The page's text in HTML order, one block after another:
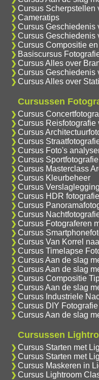
Cursus Scherpstellen
Cameratips
Cursus Geschiedenis
Cursus Geschiedenis
Cursus Compositie en
Basiscursus
Cursus Alles over
Cursus Geschiedenis
Cursus Alles over
Cursussen
Cursus
Cursus Reisfotografie
Cursus
Cursus
Cursus Foto's
Cursus Sportfotografie
Cursus Masterclass
Cursus Kleurbeheer
Cursus
Cursus HDR fotografie
Cursus
Cursus
Cursus Fotograferen
Cursus
Cursus Van Korrel
Cursus Timelapse
Cursus Aan de slag
Cursus Aan de slag
Cursus Compositie
Cursus Aan de slag
Cursus Industriele
Cursus DIY
Cursus Aan de slag
Cursussen
Cursus Starten met
Cursus Starten met
Cursus Maskeren in
Cursus Lightroom